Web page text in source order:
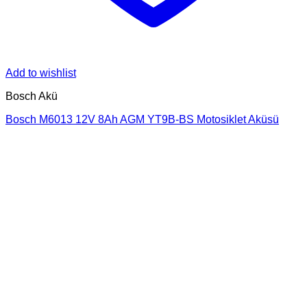
Add to wishlist
Bosch Akü
Bosch M6013 12V 8Ah AGM YT9B-BS Motosiklet Aküsü